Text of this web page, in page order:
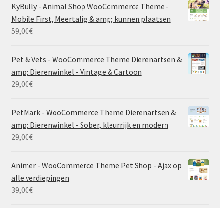
KyBully - Animal Shop WooCommerce Theme -
Mobile First, Meertalig & amp; kunnen plaatsen
59,00€
Pet & Vets - WooCommerce Theme Dierenartsen &
amp; Dierenwinkel - Vintage & Cartoon
29,00€
PetMark - WooCommerce Theme Dierenartsen &
amp; Dierenwinkel - Sober, kleurrijk en modern
29,00€
Animer - WooCommerce Theme Pet Shop - Ajax op
alle verdiepingen
39,00€